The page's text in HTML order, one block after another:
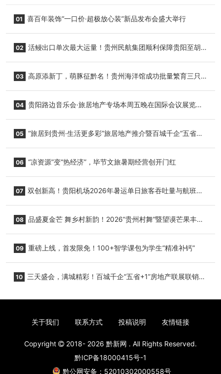
01 喜百年装饰“一口价·超极放心装”新品发布会盛大举行
02 活鳗出口单次最大运量！贵州民航集团顺利保障贵阳至胡
03 高原添新丁，萌豚征黔名！贵州海洋馆成功批量繁育三只
04 贵阳路边音乐会·旅居地产专场本周五晚在国际会议展览中
05 “旅居到贵州·生活更多彩”旅居地产推介暨百城千企“五省
06 “凉资源”变“热经济”，毕节文旅暑期经营创开门红
07 双创新高！贵阳机场2026年暑运单日旅客吞吐量与航班起
08 品盛夏金芒 舞乡村新韵！2026“贵州村舞”暨望谟芒果丰收
09 重磅上线，首发限免！100+智学课包为学生“精准补钙”
10 三天盛会，满城精彩！百城千企“五省+1”房地产联展联销活
关于我们 联系方式 投稿说明 友情链接
Copyright 2018- 2026 黔新网 . All Rights Reserved.
黔ICP备18000415号-1
黔公网安备：52010302000558号